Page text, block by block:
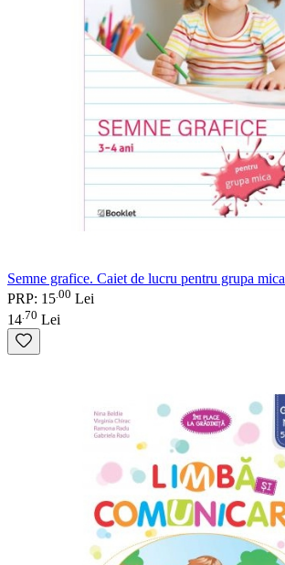
Semne grafice. Caiet de lucru pentru grupa mica
PRP: 15 00 Lei
14 70 Lei